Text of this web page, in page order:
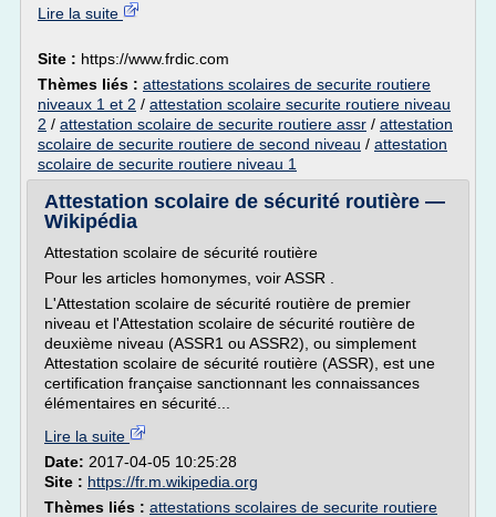
Lire la suite
Site : https://www.frdic.com
Thèmes liés : attestations scolaires de securite routiere
niveaux 1 et 2 / attestation scolaire securite routiere niveau
2 / attestation scolaire de securite routiere assr / attestation
scolaire de securite routiere de second niveau / attestation
scolaire de securite routiere niveau 1
Attestation scolaire de sécurité routière —
Wikipédia
Attestation scolaire de sécurité routière
Pour les articles homonymes, voir ASSR .
L'Attestation scolaire de sécurité routière de premier
niveau et l'Attestation scolaire de sécurité routière de
deuxième niveau (ASSR1 ou ASSR2), ou simplement
Attestation scolaire de sécurité routière (ASSR), est une
certification française sanctionnant les connaissances
élémentaires en sécurité...
Lire la suite
Date: 2017-04-05 10:25:28
Site : https://fr.m.wikipedia.org
Thèmes liés : attestations scolaires de securite routiere